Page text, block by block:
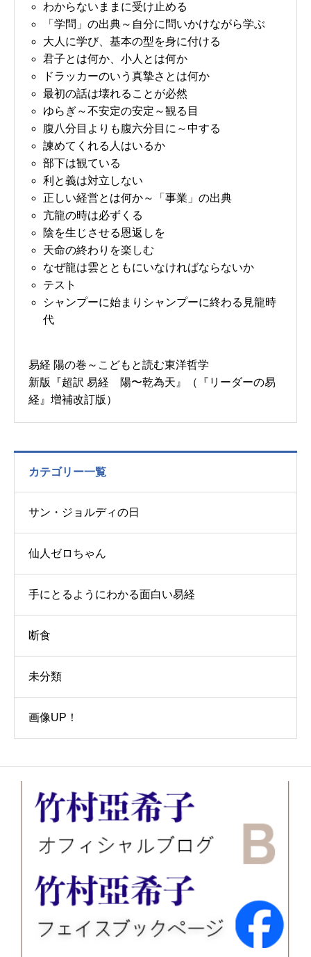
わからないままに受け止める
「学問」の出典～自分に問いかけながら学ぶ
大人に学び、基本の型を身に付ける
君子とは何か、小人とは何か
ドラッカーのいう真摯さとは何か
最初の話は壊れることが必然
ゆらぎ～不安定の安定～観る目
腹八分目よりも腹六分目に～中する
諫めてくれる人はいるか
部下は観ている
利と義は対立しない
正しい経営とは何か～「事業」の出典
亢龍の時は必ずくる
陰を生じさせる恩返しを
天命の終わりを楽しむ
なぜ龍は雲とともにいなければならないか
テスト
シャンプーに始まりシャンプーに終わる見龍時
代
易経 陽の巻～こどもと読む東洋哲学
新版『超訳 易経 陽〜乾為天』（『リーダーの易
経』増補改訂版）
カテゴリー一覧
サン・ジョルディの日
仙人ゼロちゃん
手にとるようにわかる面白い易経
断食
未分類
画像UP！